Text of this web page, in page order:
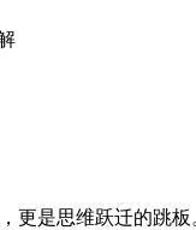
更是思维跃迁的跳